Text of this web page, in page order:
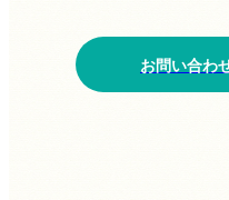
お問い合わ